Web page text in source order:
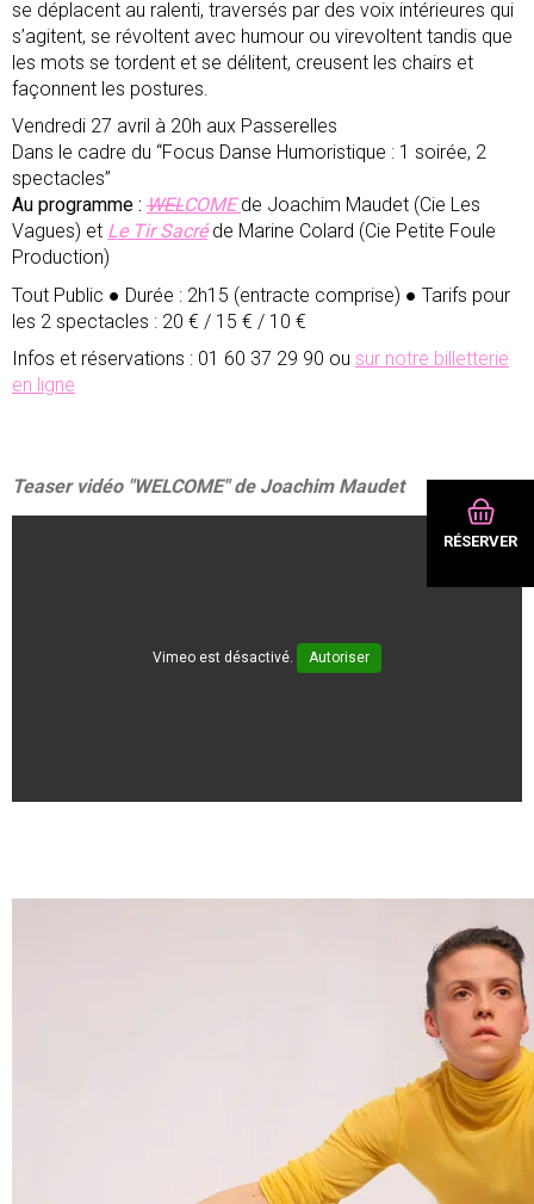
RÉSERVER
se déplacent au ralenti, traversés par des voix intérieures qui
s’agitent, se révoltent avec humour ou virevoltent tandis que
les mots se tordent et se délitent, creusent les chairs et
façonnent les postures.
Vendredi 27 avril à 20h aux Passerelles
Dans le cadre du “Focus Danse Humoristique : 1 soirée, 2
spectacles”
Au programme : WELCOMEde Joachim Maudet (Cie Les
Vagues) et Le Tir Sacréde Marine Colard (Cie Petite Foule
Production)
Tout Public ● Durée : 2h15 (entracte comprise) ● Tarifs pour
les 2 spectacles : 20 € / 15 € / 10 €
Infos et réservations : 01 60 37 29 90 ou sur notre billetterie
en ligne
Teaser vidéo "WELCOME" de Joachim Maudet
Vimeo est désactivé. Autoriser